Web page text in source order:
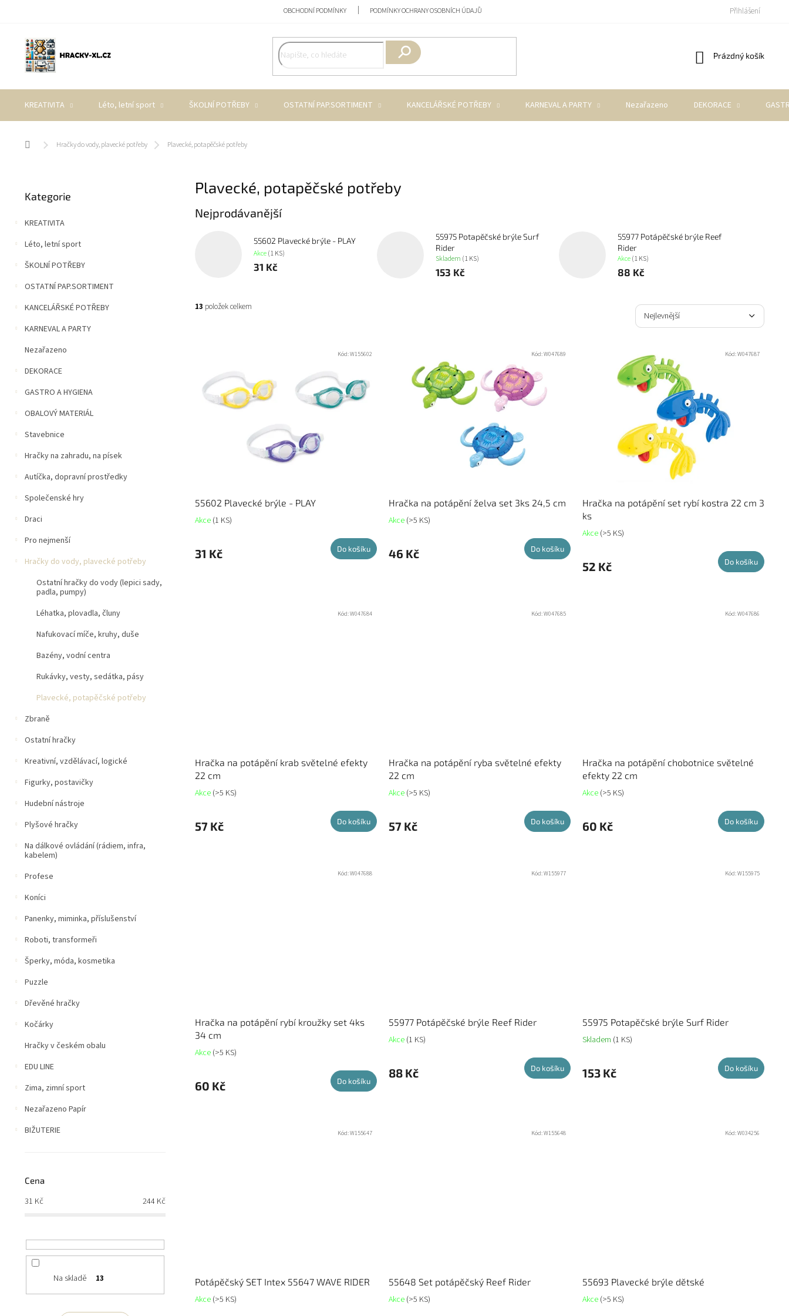
OBCHODNÍ PODMÍNKY PODMÍNKY OCHRANY OSOBNÍCH ÚDAJŮ Přihlášení
Nákupní
Prázdný košík
KREATIVITA Léto, letní sport ŠKOLNÍ POTŘEBY OSTATNÍ PAP.SORTIMENT KANCELÁŘSKÉ POTŘEBY KARNEVAL A PARTY Nezařazeno DEKORACE
Domů Hračky do vody, plavecké potřeby Plavecké, potapěčské potřeby
s
r
a
n
p
a
e
kategorie
Kategorie
KREATIVITA
Léto, letní sport
ŠKOLNÍ POTŘEBY
OSTATNÍ PAP.SORTIMENT
KANCELÁŘSKÉ POTŘEBY
KARNEVAL A PARTY
Nezařazeno
DEKORACE
GASTRO A HYGIENA
OBALOVÝ MATERIÁL
Stavebnice
Hračky na zahradu, na písek
Autíčka, dopravní prostředky
Společenské hry
Draci
Pro nejmenší
Hračky do vody, plavecké potřeby
Ostatní hračky do vody (lepici sady,
padla, pumpy)
Léhatka, plovadla, čluny
Nafukovací míče, kruhy, duše
Bazény, vodní centra
Rukávky, vesty, sedátka, pásy
Plavecké, potapěčské potřeby
Zbraně
Ostatní hračky
Kreativní, vzdělávací, logické
Figurky, postavičky
Hudební nástroje
Plyšové hračky
Na dálkové ovládání (rádiem, infra,
kabelem)
Profese
Koníci
Panenky, miminka, příslušenství
Roboti, transformeři
Šperky, móda, kosmetika
Puzzle
Dřevěné hračky
Kočárky
Hračky v českém obalu
EDU LINE
Zima, zimní sport
Nezařazeno Papír
BIŽUTERIE
Cena
31 Kč 244 Kč
Na skladě 13
Plavecké, potapěčské potřeby
Nejprodávanější
55602 Plavecké brýle - PLAY
Akce(1 KS)
31 Kč
55975 Potapěčské brýle Surf
Rider
Skladem (1 KS)
153 Kč
55977 Potápěčské brýle Reef
Rider
Akce(1 KS)
88 Kč
Ř
z
n
í
p
r
u
k
t
Nejlevnější
Nejprodávanější
Abecedně
13 položek celkem
55602 Plavecké brýle - PLAY
Akce (1 KS)
31 Kč Do košíku
Kód:W155602
Hračka na potápění želva set 3ks 24,5 cm
Akce (>5 KS)
46 Kč Do košíku
Kód:W047689
Hračka na potápění set rybí kostra 22 cm 3
ks
Akce (>5 KS)
52 Kč Do košíku
Kód:W047687
Hračka na potápění krab světelné efekty
22 cm
Akce (>5 KS)
57 Kč Do košíku
Kód:W047684
Hračka na potápění ryba světelné efekty
22 cm
Akce (>5 KS)
57 Kč Do košíku
Kód:W047685
Hračka na potápění chobotnice světelné
efekty 22 cm
Akce (>5 KS)
60 Kč Do košíku
Kód:W047686
Hračka na potápění rybí kroužky set 4ks
34 cm
Akce (>5 KS)
60 Kč Do košíku
Kód:W047688
55977 Potápěčské brýle Reef Rider
Akce (1 KS)
88 Kč Do košíku
Kód:W155977
55975 Potapěčské brýle Surf Rider
Skladem (1 KS)
153 Kč Do košíku
Kód:W155975
Potápěčský SET Intex 55647 WAVE RIDER
Akce (>5 KS)
Kód:W155647
55648 Set potápěčský Reef Rider
Akce (>5 KS)
Kód:W155648
55693 Plavecké brýle dětské
Akce (>5 KS)
Kód:W034256